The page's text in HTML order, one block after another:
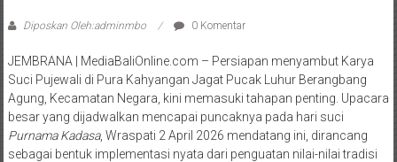
Diposkan Oleh:adminmbo 0 Komentar
JEMBRANA | MediaBaliOnline.com – Persiapan menyambut Karya
Suci Pujewali di Pura Kahyangan Jagat Pucak Luhur Berangbang
Agung, Kecamatan Negara, kini memasuki tahapan penting. Upacara
besar yang dijadwalkan mencapai puncaknya pada hari suci
Purnama Kadasa, Wraspati 2 April 2026 mendatang ini, dirancang
sebagai bentuk implementasi nyata dari penguatan nilai-nilai tradisi